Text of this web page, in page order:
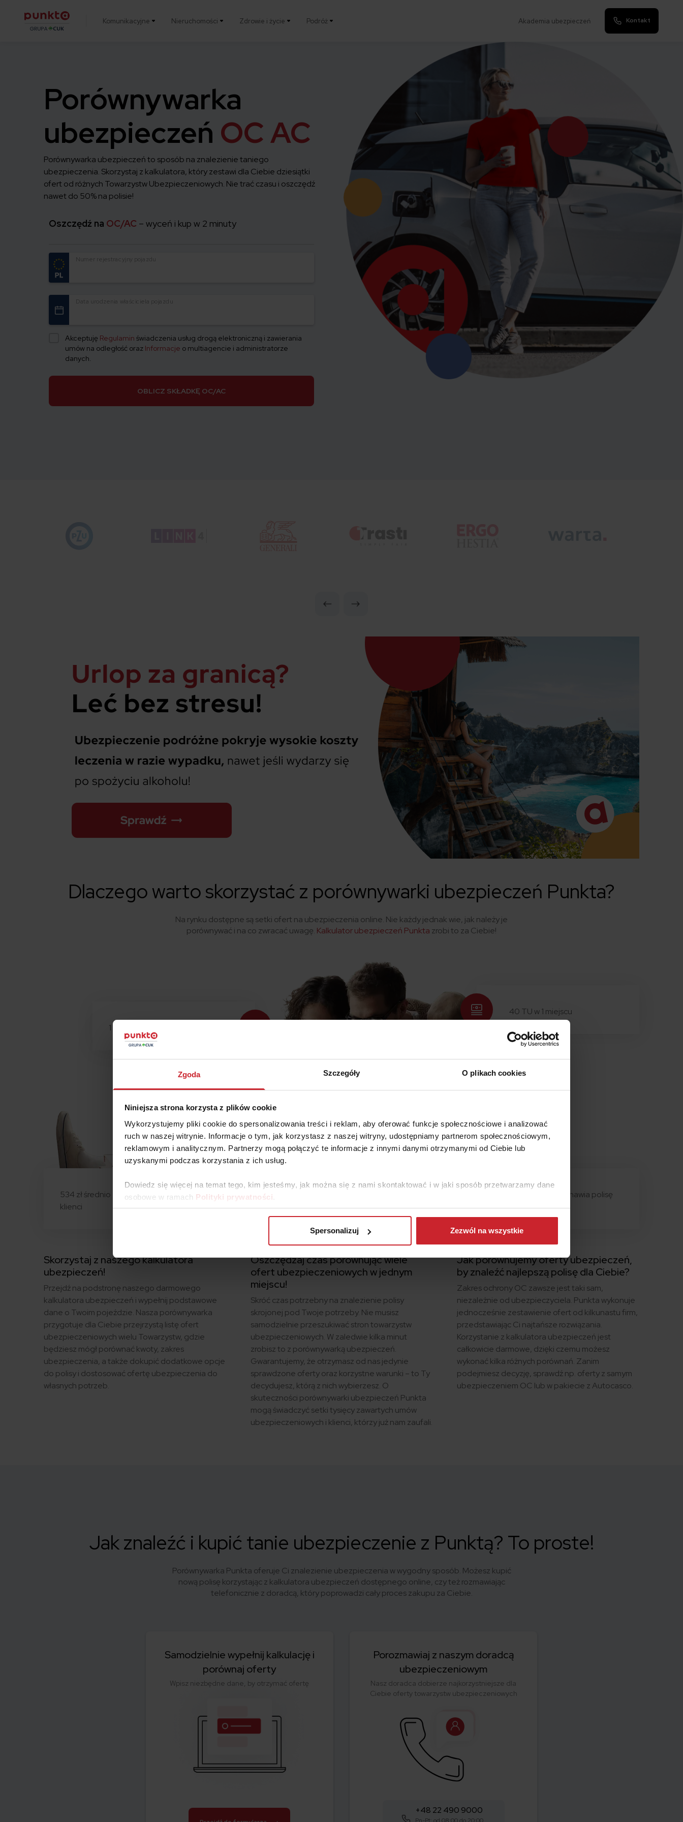
Zgoda Szczegóły O plikach cookies
Niniejsza strona korzysta z plików cookie
Wykorzystujemy pliki cookie do spersonalizowania treści i reklam, aby oferować funkcje społecznościowe i analizować
ruch w naszej witrynie. Informacje o tym, jak korzystasz z naszej witryny, udostępniamy partnerom społecznościowym,
reklamowym i analitycznym. Partnerzy mogą połączyć te informacje z innymi danymi otrzymanymi od Ciebie lub
uzyskanymi podczas korzystania z ich usług.
Dowiedz się więcej na temat tego, kim jesteśmy, jak można się z nami skontaktować i w jaki sposób przetwarzamy dane
osobowe w ramach Polityki prywatności
Spersonalizuj Zezwól na wszystkie
Komunikacyjne Nieruchomości Zdrowie i życie Podróż Akademia ubezpieczeń Kontakt
Porównywarka
ubezpieczeń OC AC
Porównywarka ubezpieczeń to sposób na znalezienie taniego
ubezpieczenia. Skorzystaj z kalkulatora, który zestawi dla Ciebie dziesiątki
ofert od różnych Towarzystw Ubezpieczeniowych. Nie trać czasu i oszczędź
nawet do 50% na polisie!
Oszczędź na OC/AC – wyceń i kup w 2 minuty
Numer rejestracyjny pojazdu
Data urodzenia właściciela pojazdu
Akceptuję Regulamin świadczenia usług drogą elektroniczną i zawierania
umów na odległość oraz Informacje o multiagencie i administratorze
danych.
OBLICZ SKŁADKĘ OC/AC
Dlaczego warto skorzystać z porównywarki ubezpieczeń Punkta?
Na rynku dostępne są setki ofert na ubezpieczenia online. Nie każdy jednak wie, jak należy je
porównywać i na co zwracać uwagę. Kalkulator ubezpieczeń Punkta zrobi to za Ciebie!
1 mln – sprzedanych polis
40 TU w 1 miejscu
534 zł średnio zaoszczędzili
klienci
90% klientów wznawia polisę
ponownie
Skorzystaj z naszego kalkulatora
ubezpieczeń!
Przejdź na podstronę naszego darmowego
kalkulatora ubezpieczeń i wypełnij podstawowe
dane o Twoim pojeździe. Nasza porównywarka
przygotuje dla Ciebie przejrzystą listę ofert
ubezpieczeniowych wielu Towarzystw, gdzie
będziesz mógł porównać kwoty, zakres
ubezpieczenia, a także dokupić dodatkowe opcje
do polisy i dostosować ofertę ubezpieczenia do
własnych potrzeb.
Oszczędzaj czas porównując wiele
ofert ubezpieczeniowych w jednym
miejscu!
Skróć czas potrzebny na znalezienie polisy
skrojonej pod Twoje potrzeby. Nie musisz
samodzielnie przeszukiwać stron towarzystw
ubezpieczeniowych. W zaledwie kilka minut
zrobisz to z porównywarką ubezpieczeń.
Gwarantujemy, że otrzymasz od nas jedynie
sprawdzone oferty oraz korzystne warunki – to Ty
decydujesz, którą z nich wybierzesz. O
skuteczności porównywarki ubezpieczeń Punkta
mogą świadczyć setki tysięcy zawartych umów
ubezpieczeniowych i klienci, którzy już nam zaufali.
Jak porównujemy oferty ubezpieczeń,
by znaleźć najlepszą polisę dla Ciebie?
Zakres ochrony OC zawsze jest taki sam,
niezależnie od ubezpieczyciela. Punkta wykonuje
jednocześnie zestawienie ofert od kilkunastu firm,
przedstawiając Ci najtańsze rozwiązania.
Korzystanie z kalkulatora ubezpieczeń jest
całkowicie darmowe, dzięki czemu możesz
wykonać kilka różnych porównań. Zanim
podejmiesz decyzję, sprawdź np. oferty z samym
ubezpieczeniem OC lub w pakiecie z Autocasco.
Jak znaleźć i kupić tanie ubezpieczenie z Punktą? To proste!
Porównywarka Punkta oferuje Ci znalezienie ubezpieczenia w wygodny sposób. Możesz kupić
nową polisę korzystając z kalkulatora ubezpieczeń dostępnego online, czy też rozmawiając
telefonicznie z doradcą, który poprowadzi cały proces zakupu za Ciebie.
Samodzielnie wypełnij kalkulację i
porównaj oferty
Wpisz niezbędne dane, by otrzymać ofertę
Porozmawiaj z naszym doradcą
ubezpieczeniowym
Nasz doradca dobierze najkorzystniejsze dla
Ciebie oferty towarzystw ubezpieczeniowych
+48 22 490 9000